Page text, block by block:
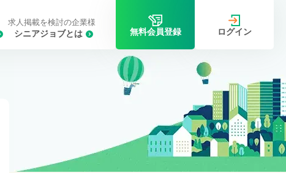
シニアジョブとは
求人掲載を検討の企業様
無料会員登録 ログイン